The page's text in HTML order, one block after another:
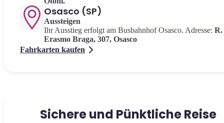
Osasco (SP)
Aussteigen
Ihr Ausstieg erfolgt am Busbahnhof Osasco. Adresse: R.
Erasmo Braga, 307, Osasco
Fahrkarten kaufen
Sichere und Pünktliche Reise